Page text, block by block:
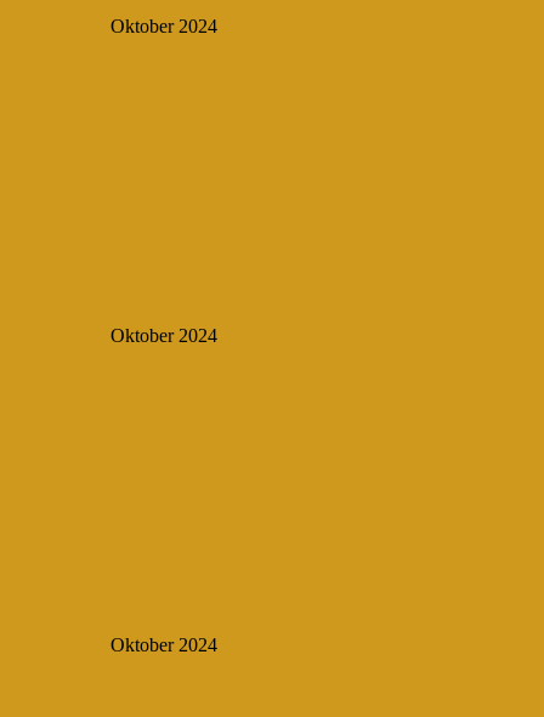
Oktober 2024
Oktober 2024
Oktober 2024